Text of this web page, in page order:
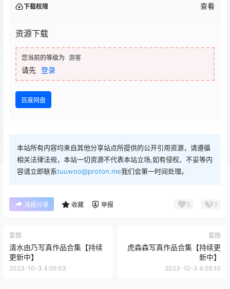
下载权限 查看
资源下载
您当前的等级为 游客
请先 登录
百度网盘
本站所有内容均来自其他分享站点所提供的公开引用资源，请遵循
相关法律法规，本站一切资源不代表本站立场,如有侵权、不妥等内
容请立即联系tuuwoo@proton.me我们会第一时间处理。
海报分享 收藏 举报 0 0
套图
清水由乃写真作品合集【持续
更新中】
2023-10-3 4:55:03
套图
虎森森写真作品合集【持续更
新中】
2023-10-3 4:55:10